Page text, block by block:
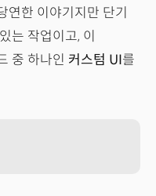
연한 이야기지만 단기
는 작업이고, 이
중 하나인 커스텀 UI를